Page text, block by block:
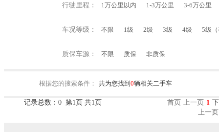
行驶里程： 1万公里以内 1-3万公里 3-6万公里
车况等级： 不限 1级 2级 3级 4级 5级
质保车源： 不限 质保 非质保
根据您的搜索条件： 共为您找到 0辆相关二手车
记录总数：0 第1页 共1页 首页 上一页 1
上一页